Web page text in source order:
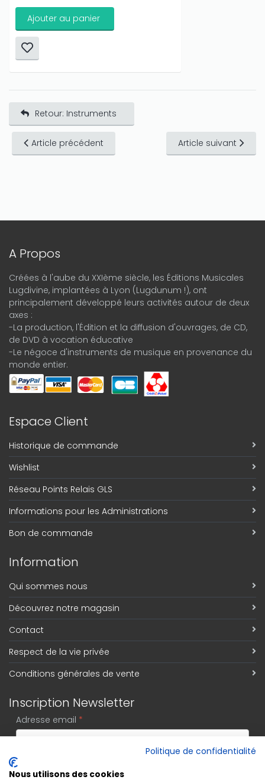
Ajouter au panier
Retour: Instruments
Article précédent Article suivant
A Propos
Créées à l'aube du XXIème siècle, les Éditions Musicales
Lugdivine, implantées à Lyon (Lugdunum !), ont
principalement développé leurs activités autour de deux
axes :
-La production, l'Édition et la diffusion d'ouvrages, de CD,
de DVD à vocation éducative
-Le négoce d'instruments de musique en provenance du
monde entier.
Espace Client
Historique de commande
Wishlist
Réseau Points Relais GLS
Informations pour les Administrations
Bon de commande
Information
Qui sommes nous
Découvrez notre magasin
Contact
Respect de la vie privée
Conditions générales de vente
Inscription Newsletter
Adresse email *
S'abonner
Politique de confidentialité
Nous utilisons des cookies